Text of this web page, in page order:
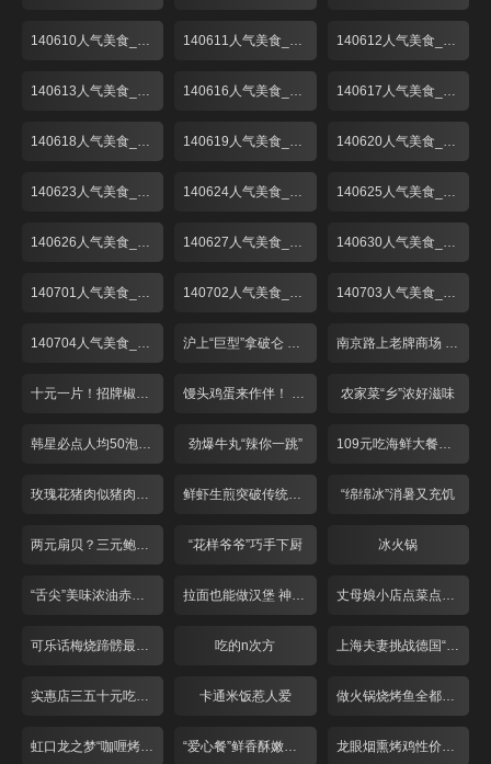
140610人气美食_001 140611人气美食_001 140612人气美食_001
140613人气美食_001 140616人气美食_001 140617人气美食_001
140618人气美食_001 140619人气美食_001 140620人气美食_001
140623人气美食_001 140624人气美食_001 140625人气美食_001
140626人气美食_001 140627人气美食_001 140630人气美食_001
140701人气美食_001 140702人气美食_001 140703人气美食_001
140704人气美食_001 沪上“巨型”拿破仑 人气高涨价不高！ 南京路上老牌商场 美食广场折扣多！
十元一片！招牌椒盐炸猪手 馒头鸡蛋来作伴！ 经典红烧肉只卖28？ 农家菜“乡”浓好滋味
韩星必点人均50泡菜锅 劲爆牛丸“辣你一跳” 109元吃海鲜大餐物超所值
玫瑰花猪肉似猪肉又似牛肉 鲜虾生煎突破传统味道鲜美 “绵绵冰”消暑又充饥
两元扇贝？三元鲍鱼？68元吃野生梭子蟹？！ “花样爷爷”巧手下厨 冰火锅
“舌尖”美味浓油赤酱五味鸭 拉面也能做汉堡 神奇面条“拿”着吃 丈母娘小店点菜点半份
可乐话梅烧蹄髈最开胃 吃的n次方 上海夫妻挑战德国“咸猪手”
实惠店三五十元吃牛排 卡通米饭惹人爱 做火锅烧烤鱼全都不用水？
虹口龙之梦“咖喱烤鱼” “爱心餐”鲜香酥嫩啤酒鸭 龙眼烟熏烤鸡性价比超高